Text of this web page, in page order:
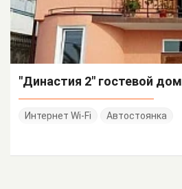
"Династия 2" гостевой дом
Интернет Wi-Fi Автостоянка